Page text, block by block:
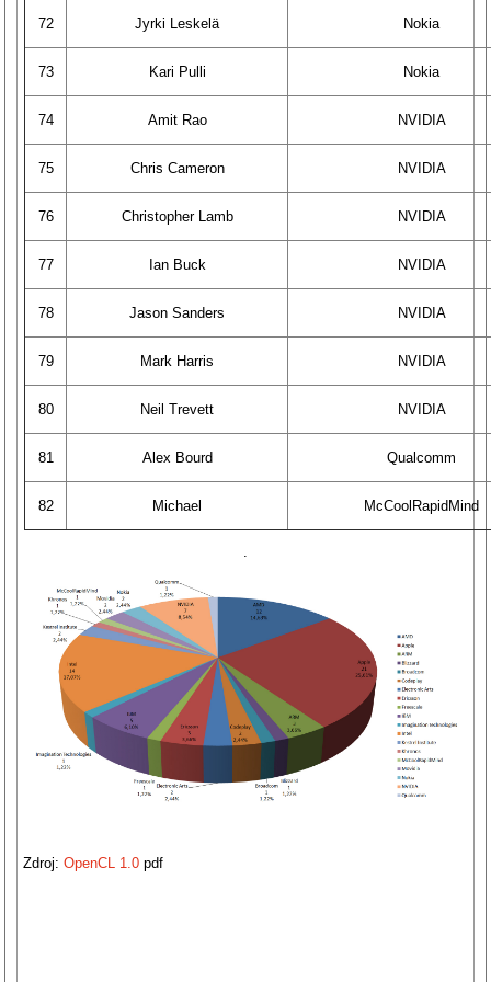
72 Jyrki Leskelä Nokia
73 Kari Pulli Nokia
74 Amit Rao NVIDIA
75 Chris Cameron NVIDIA
76 Christopher Lamb NVIDIA
77 Ian Buck NVIDIA
78 Jason Sanders NVIDIA
79 Mark Harris NVIDIA
80 Neil Trevett NVIDIA
81 Alex Bourd Qualcomm
82 Michael McCoolRapidMind
.
Zdroj:OpenCL 1.0 pdf